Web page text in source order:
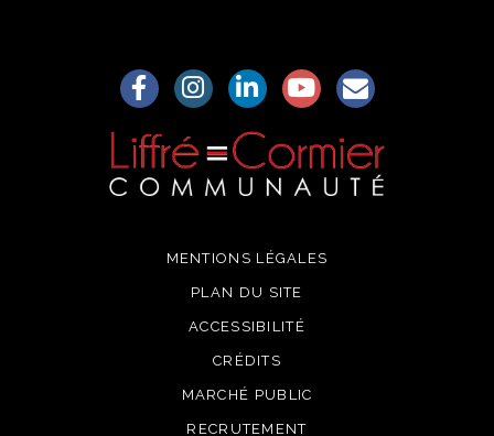
Lien vers le compte Facebook
Lien vers le compte Instagram
Lien vers le compte Linkedin
Lien vers la chaîne
S'aWonner à
MENTIONS LÉGALES
PLAN DU SITE
ACCESSIBILITÉ
CRÉDITS
MARCHÉ PUBLIC
RECRUTEMENT